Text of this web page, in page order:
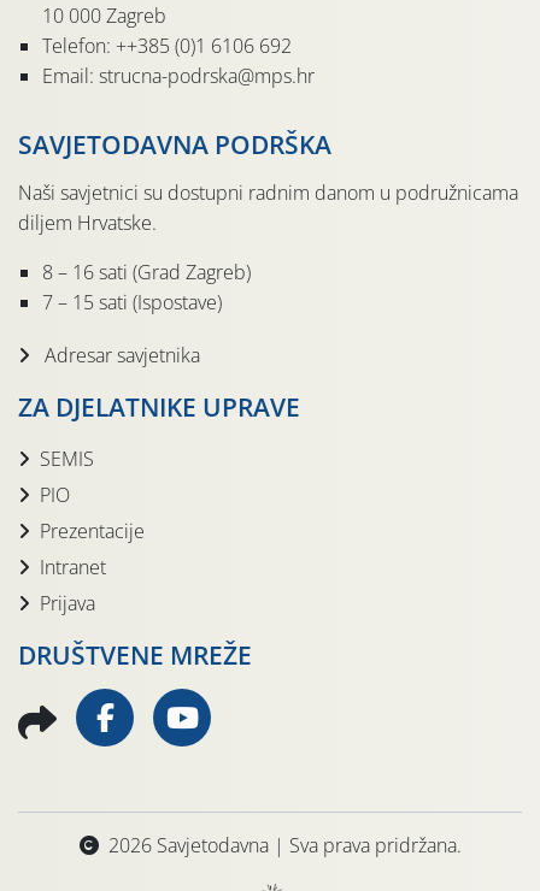
10 000 Zagreb
Telefon: ++385 (0)1 6106 692
Email: strucna-podrska@mps.hr
SAVJETODAVNA PODRŠKA
Naši savjetnici su dostupni radnim danom u podružnicama
diljem Hrvatske.
8 – 16 sati (Grad Zagreb)
7 – 15 sati (Ispostave)
Adresar savjetnika
ZA DJELATNIKE UPRAVE
SEMIS
PIO
Prezentacije
Intranet
Prijava
DRUŠTVENE MREŽE
2026 Savjetodavna | Sva prava pridržana.